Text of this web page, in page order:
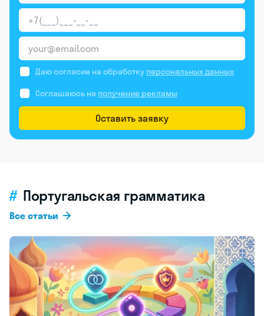
Даю согласие на обработку персональных данных
Соглашаюсь на получение рекламы
Оставить заявку
Португальская грамматика
Все статьи